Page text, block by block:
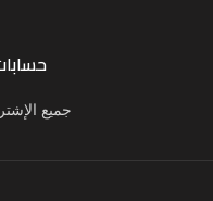
جميع